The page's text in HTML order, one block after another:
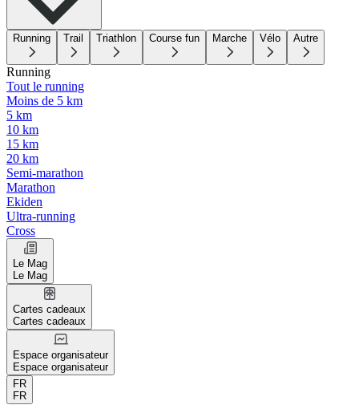
Running Trail Triathlon Course fun Marche Vélo Autre
Running
Tout le running
Moins de 5 km
5 km
10 km
15 km
20 km
Semi-marathon
Marathon
Ekiden
Ultra-running
Cross
Le Mag
Le Mag
Cartes cadeaux
Cartes cadeaux
Espace organisateur
Espace organisateur
FR
FR